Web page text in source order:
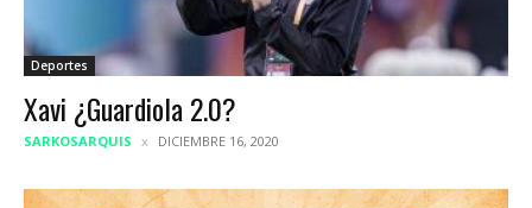
Deportes
Xavi ¿Guardiola 2.0?
SARKOSARQUIS DICIEMBRE 16, 2020